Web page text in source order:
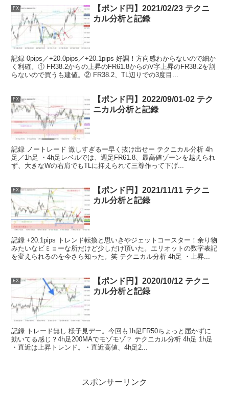
FX
【ポンド円】2021/02/23 テクニ
カル分析と記録
記録 0pips／+20.0pips／+20.1pips 好調！方向感わからないので細か
く利確。① FR38.2からの上昇のFR61.8からのV字上昇のFR38.2を割
らないので買うも建値。② FR38.2、TL辺りでの3度目...
FX
【ポンド円】2022/09/01-02 テク
ニカル分析と記録
記録 ノートレード 激しすぎるー早く抜け出せー テクニカル分析 4h
足／1h足 ・4h足レベルでは、週足FR61.8、最高値ゾーンを越えられ
ず、大きなWの右肩でもTLに抑えられて三尊作って下げ...
FX
【ポンド円】2021/11/11 テクニ
カル分析と記録
記録 +20.1pips トレンド転換と思いきやジェットコースター！余り物
みたいなビミョーな所だけど少しだけ頂いた。エリオットの数字表記
を変えられるのを今さら知った。笑 テクニカル分析 4h足 ・上昇...
FX
【ポンド円】2020/10/12 テクニ
カル分析と記録
記録 トレード無し 様子見デー。今回も1h足FR50ちょっと届かずに
効いてる感じ？4h足200MAでモゾモゾ？ テクニカル分析 4h足 1h足
・直近は上昇トレンド。・直近高値、4h足2...
スポンサーリンク